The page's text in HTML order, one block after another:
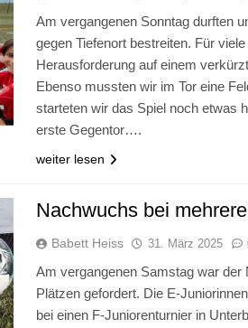
Am vergangenen Sonntag durften
gegen Tiefenort bestreiten. Für
Herausforderung auf einem
Ebenso mussten wir im Tor eine
starteten wir das Spiel noch etwas
erste Gegentor….
weiter lesen
Nachwuchs bei
Babett Heiss 31. März 2025
Am vergangenen Samstag war
Plätzen gefordert. Die E-
bei einen F-Juniorenturnier in